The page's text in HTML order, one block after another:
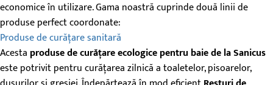
economice în utilizare. Gama noastră cuprinde două linii de
produse perfect coordonate:
Produse de curățare sanitară
Acesta produse de curățare ecologice pentru baie de la Sanicus
este potrivit pentru curățarea zilnică a toaletelor, pisoarelor,